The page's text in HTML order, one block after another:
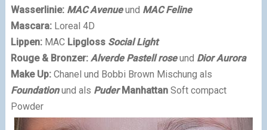
Wasserlinie: MAC Avenueund MAC Feline
Mascara:Loreal 4D
Lippen:MAC Lipgloss Social Light
Rouge & Bronzer: Alverde Pastell roseund DiorAurora
Make Up:Chanel und Bobbi Brown Mischung als
Foundationund als Puder ManhattanSoft compact
Powder